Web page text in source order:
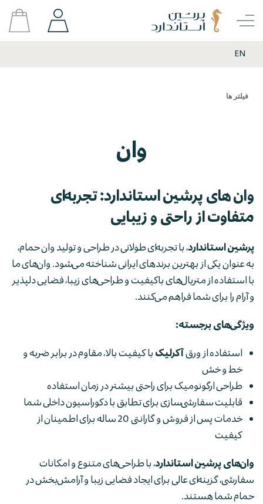
EN
فیلتر ها
وان
وان های پرشین استاندارد: تجربه‌ای
متفاوت از راحتی و زیبایی
پرشین استاندارد، با تجربه‌ای طولانی در طراحی و تولید وان حمام،
به عنوان یکی از بهترین برندهای ایرانی شناخته می‌شود. وان‌های ما
با استفاده از متریال‌های باکیفیت و طراحی‌های زیبا، فضایی دلپذیر
و آرام را برای شما فراهم می‌کنند.
ویژگی‌های برجسته:
استفاده از ورقآکرلیک با کیفیت بالا، مقاوم در برابر ضربه و
خط و خش
طراحی ارگونومیک برای راحتی بیشتر در زمان استفاده
قابلیت سفارشی‌سازی برای تطابق با دکوراسیون داخلی شما
خدمات پس از فروش و گارانتی 20 ساله برای اطمینان از
کیفیت
وان‌های پرشین استاندارد، با طراحی‌های متنوع و امکانات
سفارشی، گزینه‌ای عالی برای ایجاد فضایی زیبا و آرامش‌بخش در
حمام شما هستند.